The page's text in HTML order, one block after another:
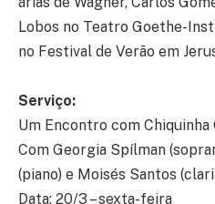
Lobos no Teatro Goethe-
no Festival de Verão em
Serviço:
Um Encontro com Chiquinha
Com Georgia Spílman
(piano) e Moisés Santos
Data: 20/3 – sexta-feira